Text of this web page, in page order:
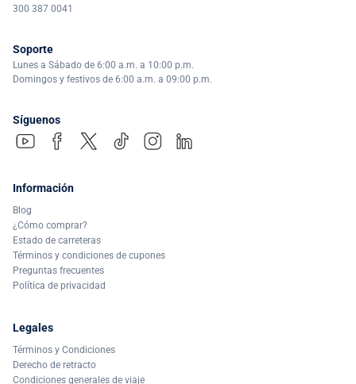
300 387 0041
Soporte
Lunes a Sábado de 6:00 a.m. a 10:00 p.m.
Domingos y festivos de 6:00 a.m. a 09:00 p.m.
Síguenos
Información
Blog
¿Cómo comprar?
Estado de carreteras
Términos y condiciones de cupones
Preguntas frecuentes
Política de privacidad
Legales
Términos y Condiciones
Derecho de retracto
Condiciones generales de viaje